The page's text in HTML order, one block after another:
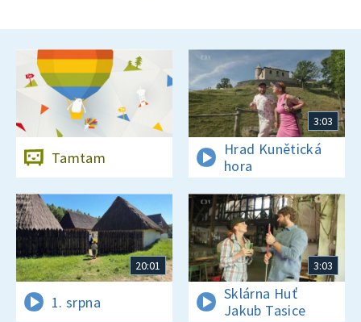
Tamtam
3:03
Hrad Kunětická
hora
20:01
1. srpna
3:03
Sklárna Huť
Jakub Tasice